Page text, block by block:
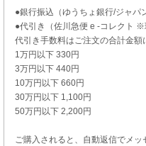
●銀行振込（ゆうちょ銀行/ジャパ
●代引き（佐川急便 e -コレクト ※
代引き手数料はご注文の合計金額
1万円以下 330円
3万円以下 440円
10万円以下 660円
30万円以下 1,100円
50万円以下 2,200円
ご購入されると、自動返信でメ